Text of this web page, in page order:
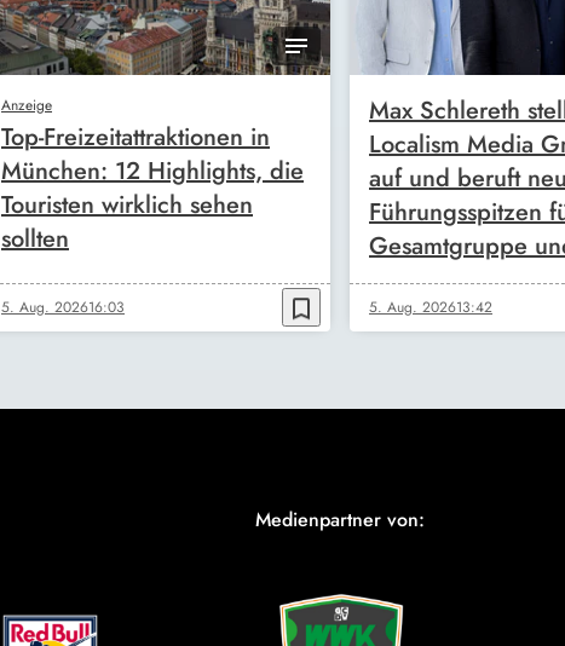
Anzeige
Top-Freizeitattraktionen in
München: 12 Highlights, die
Touristen wirklich sehen
sollten
5. Aug. 202616:03 bookmark_border
Max Schlereth
Localism Media
auf und beruft
Führungsspitzen
Gesamtgruppe
5. Aug. 202613:42
Medienpartner von: